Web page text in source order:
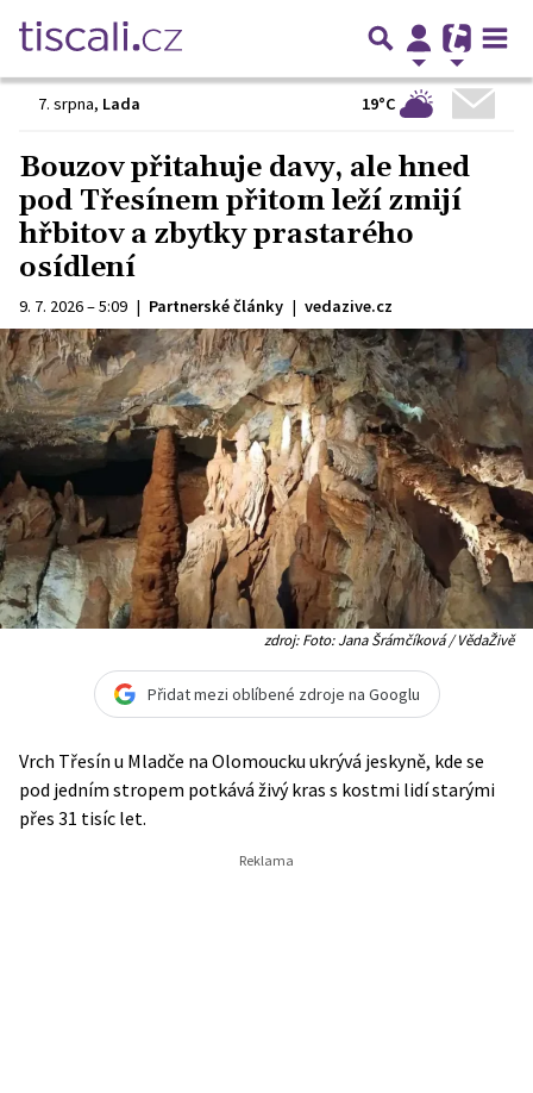
7. srpna, Lada 19°C
Bouzov přitahuje davy, ale hned
pod Třesínem přitom leží zmijí
hřbitov a zbytky prastarého
osídlení
9. 7. 2026 – 5:09 | Partnerské články | vedazive.cz
zdroj: Foto: Jana Šrámčíková / VědaŽivě
Přidat mezi oblíbené zdroje na Googlu
Vrch Třesín u Mladče na Olomoucku ukrývá jeskyně, kde se
pod jedním stropem potkává živý kras s kostmi lidí starými
přes 31 tisíc let.